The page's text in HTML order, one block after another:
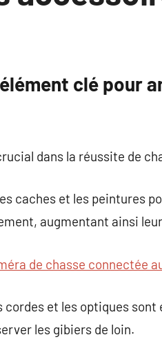
clé pour
dans la réussite de
caches et les peintures
augmentant ainsi
de chasse connectée
cordes et les optiques
les gibiers de loin.